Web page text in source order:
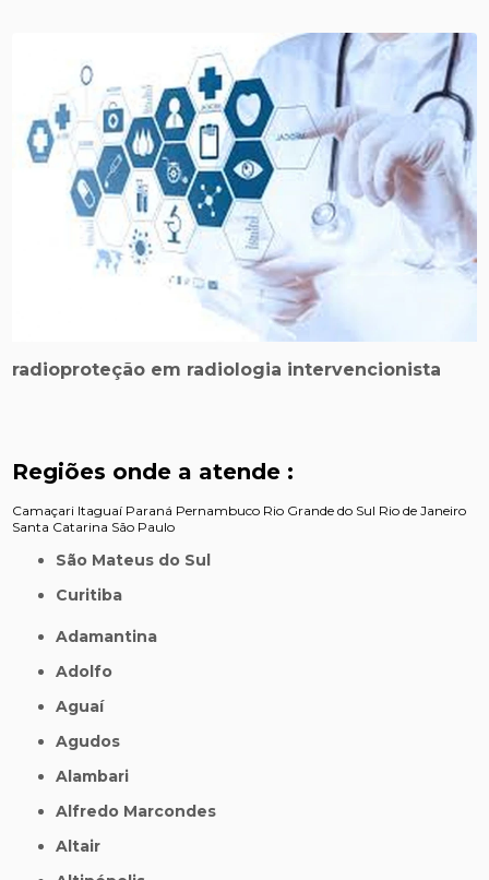
radioproteção em radiologia intervencionista
Regiões onde a atende :
Camaçari Itaguaí Paraná Pernambuco Rio Grande do Sul Rio de Janeiro
Santa Catarina São Paulo
São Mateus do Sul
Curitiba
Adamantina
Adolfo
Aguaí
Agudos
Alambari
Alfredo Marcondes
Altair